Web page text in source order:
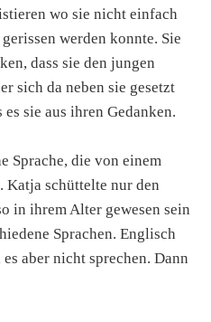
wo sie nicht einfach
werden konnte. Sie
dass sie den jungen
sich da neben sie gesetzt
sie aus ihren Gedanken.
Sprache, die von einem
Katja schüttelte nur den
in ihrem Alter gewesen sein
Sprachen. Englisch
aber nicht sprechen. Dann